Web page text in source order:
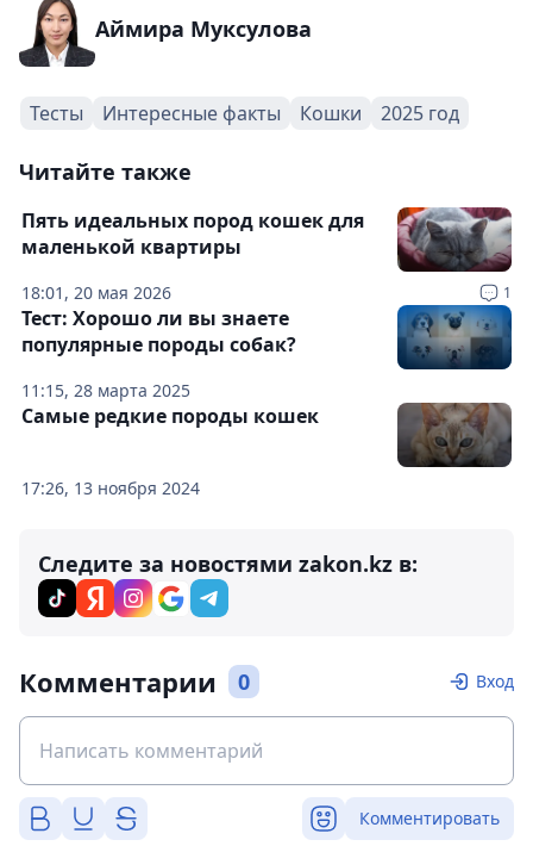
Аймира Муксулова
Тесты Интересные факты Кошки 2025 год
Читайте также
18:01, 20 мая 2026 1
Пять идеальных пород кошек для
маленькой квартиры
11:15, 28 марта 2025
Тест: Хорошо ли вы знаете
популярные породы собак?
17:26, 13 ноября 2024
Самые редкие породы кошек
Следите за новостями zakon.kz в:
Комментарии 0 Вход
Комментировать